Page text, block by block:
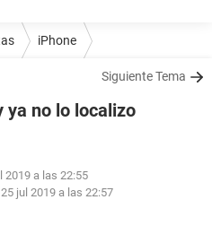
iPhone
Siguiente Tema
ya no lo localizo
2019 a las 22:55
25 jul 2019 a las 22:57